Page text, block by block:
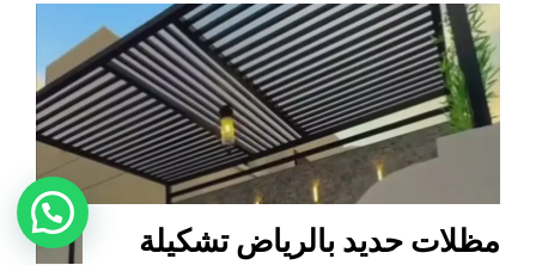
مظلات حديد بالرياض تشكيلة